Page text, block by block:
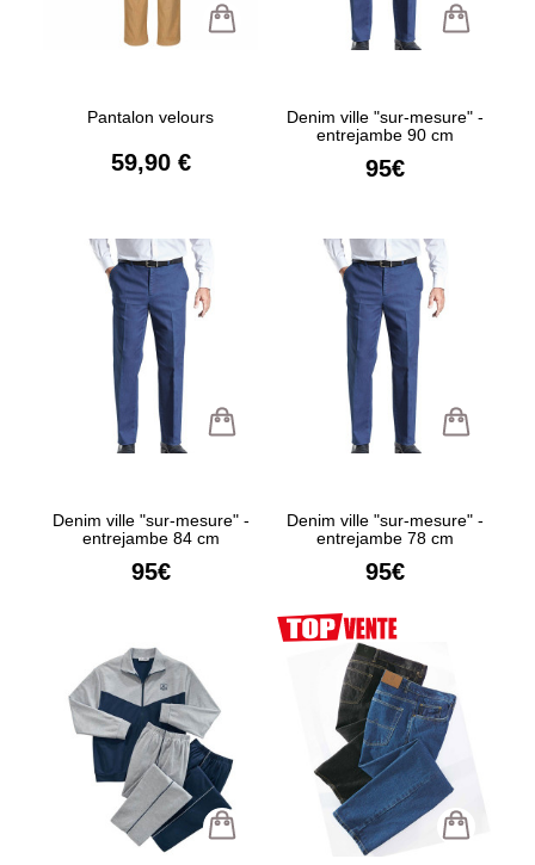
Pantalon velours
59,90 €
Denim ville "sur-mesure" -
entrejambe 90 cm
95€
Denim ville "sur-mesure" -
entrejambe 84 cm
95€
Denim ville "sur-mesure" -
entrejambe 78 cm
95€